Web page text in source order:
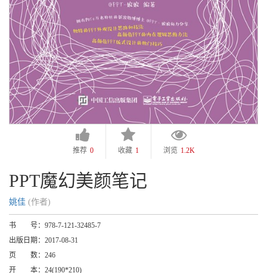
推荐 0 收藏 1 浏览 1.2K
PPT魔幻美颜笔记
姚佳 (作者)
书 号： 978-7-121-32485-7
出版日期： 2017-08-31
页 数： 246
开 本： 24(190*210)